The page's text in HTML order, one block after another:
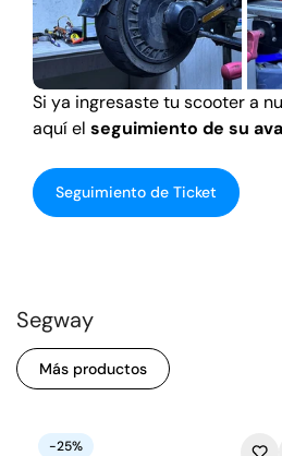
Si ya ingresaste tu scooter a
aquí el seguimiento de su
Seguimiento de Ticket
Segway
Más productos
-25%